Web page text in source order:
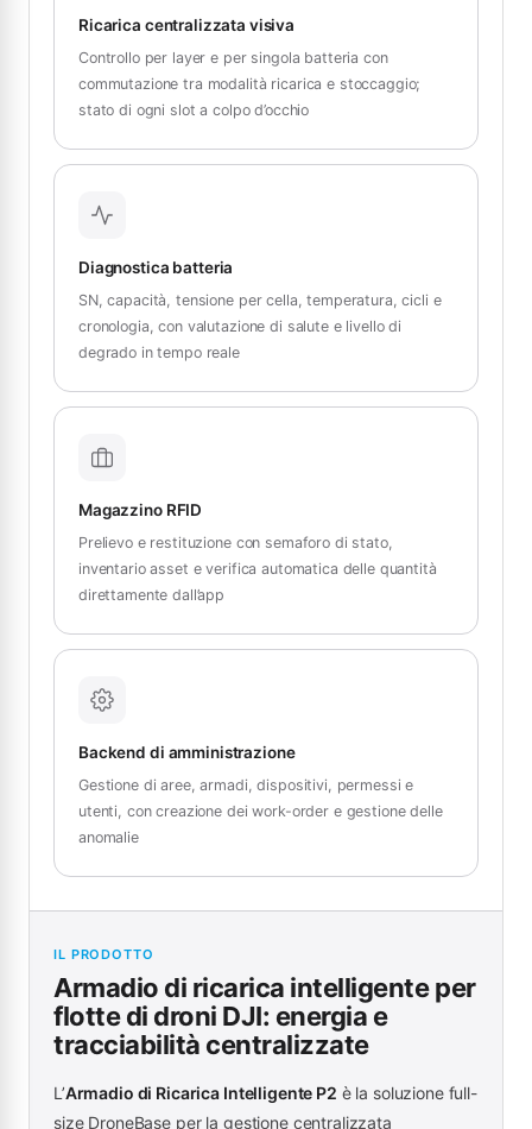
Ricarica centralizzata visiva
Controllo per layer e per singola batteria con
commutazione tra modalità ricarica e stoccaggio;
stato di ogni slot a colpo d’occhio
Diagnostica batteria
SN, capacità, tensione per cella, temperatura, cicli e
cronologia, con valutazione di salute e livello di
degrado in tempo reale
Magazzino RFID
Prelievo e restituzione con semaforo di stato,
inventario asset e verifica automatica delle quantità
direttamente dall’app
Backend di amministrazione
Gestione di aree, armadi, dispositivi, permessi e
utenti, con creazione dei work-order e gestione delle
anomalie
IL PRODOTTO
Armadio di ricarica intelligente per
flotte di droni DJI: energia e
tracciabilità centralizzate
L’Armadio di Ricarica Intelligente P2 è la soluzione full-
size DroneBase per la gestione centralizzata